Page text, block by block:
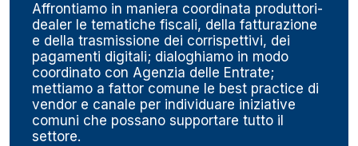
Affrontiamo in maniera coordinata produttori-
dealer le tematiche fiscali, della fatturazione
e della trasmissione dei corrispettivi, dei
pagamenti digitali; dialoghiamo in modo
coordinato con Agenzia delle Entrate;
mettiamo a fattor comune le best practice di
vendor e canale per individuare iniziative
comuni che possano supportare tutto il
settore.